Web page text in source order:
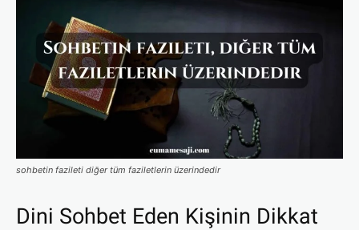
sohbetin fazileti diğer tüm faziletlerin üzerindedir
Dini Sohbet Eden Kişinin Dikkat